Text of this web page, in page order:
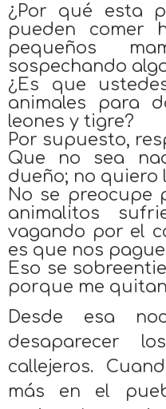
¿Por qué esta
pueden comer
pequeños
sospechando
¿Es que
animales para
leones y tigre?
Por supuesto,
Que no sea
dueño; no quiero
No se preocupe
animalitos
vagando por el
es que nos
Eso se
porque me
Desde esa
desaparecer
callejeros.
más en el